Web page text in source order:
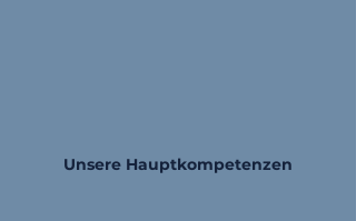
Unsere Hauptkompetenzen